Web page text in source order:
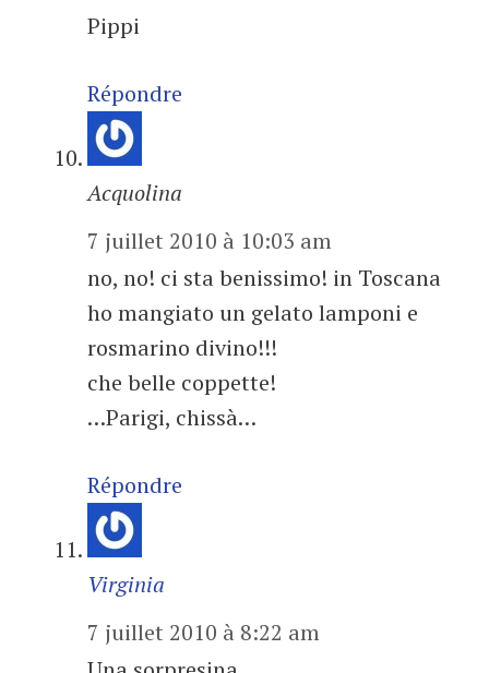
Pippi
Répondre
Acquolina
7 juillet 2010 à 10:03 am
no, no! ci sta benissimo! in Toscana
ho mangiato un gelato lamponi e
rosmarino divino!!!
che belle coppette!
…Parigi, chissà…
Répondre
Virginia
7 juillet 2010 à 8:22 am